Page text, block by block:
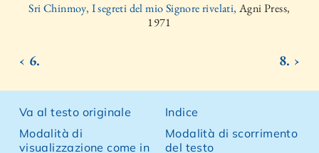
Sri Chinmoy, I segreti del mio Signore rivelati,Agni Press,
1971
‹ 6. 8. ›
Va al testo originale
Modalità di
visualizzazione come in
Indice
Modalità di scorrimento
del testo